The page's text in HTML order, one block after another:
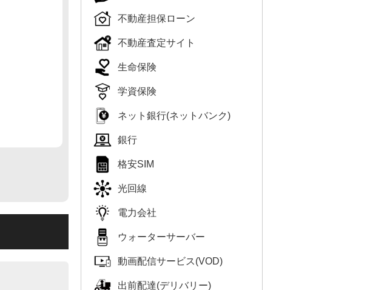
不動産担保ローン
不動産査定サイト
生命保険
学資保険
ネット銀行(ネットバンク)
銀行
格安SIM
光回線
電力会社
ウォーターサーバー
動画配信サービス(VOD)
出前配達(デリバリー)